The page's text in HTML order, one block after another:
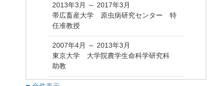
2013年3月 ～ 2017年3月
帯広畜産大学 原虫病研究センター 特
任准教授
2007年4月 ～ 2013年3月
東京大学 大学院農学生命科学研究科
助教